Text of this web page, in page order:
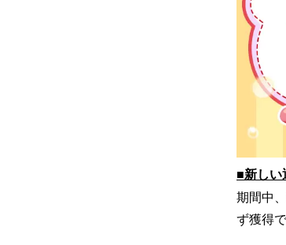
■新しい
期間中
ず獲得